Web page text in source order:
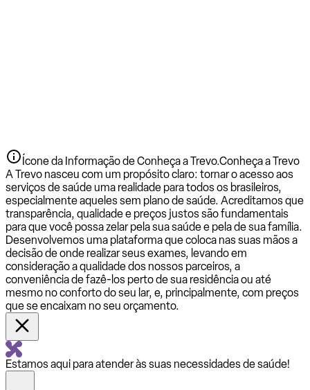
Ícone da Informação de Conheça a Trevo.Conheça a Trevo
A Trevo nasceu com um propósito claro: tornar o acesso aos
serviços de saúde uma realidade para todos os brasileiros,
especialmente aqueles sem plano de saúde. Acreditamos que
transparência, qualidade e preços justos são fundamentais
para que você possa zelar pela sua saúde e pela de sua família.
Desenvolvemos uma plataforma que coloca nas suas mãos a
decisão de onde realizar seus exames, levando em
consideração a qualidade dos nossos parceiros, a
conveniência de fazê-los perto de sua residência ou até
mesmo no conforto do seu lar, e, principalmente, com preços
que se encaixam no seu orçamento.
Estamos aqui para atender às suas necessidades de saúde!